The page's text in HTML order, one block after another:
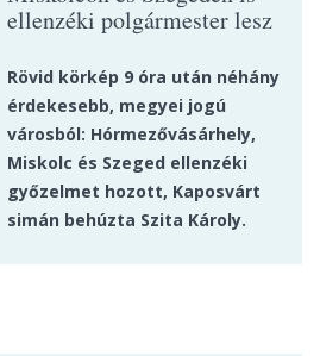
ellenzéki polgármester lesz
Rövid körkép 9 óra után néhány
érdekesebb, megyei jogú
városból: Hórmezővásárhely,
Miskolc és Szeged ellenzéki
győzelmet hozott, Kaposvárt
simán behúzta Szita Károly.